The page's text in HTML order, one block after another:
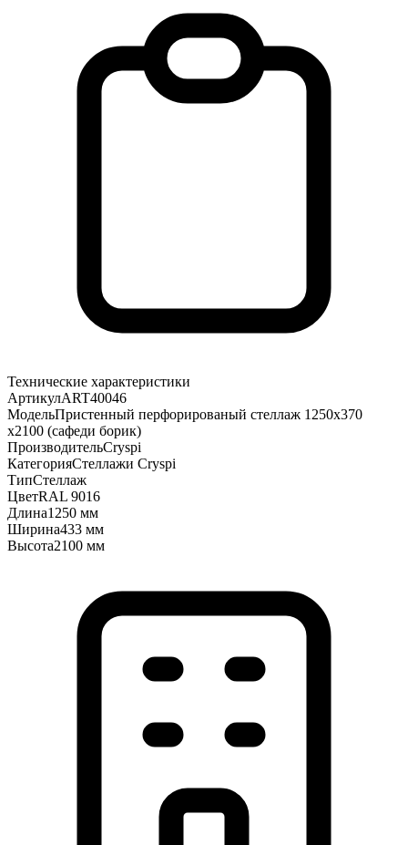
Технические характеристики
АртикулART40046
МодельПристенный перфорированый стеллаж 1250х370
х2100 (сафеди борик)
ПроизводительCryspi
КатегорияСтеллажи Cryspi
ТипСтеллаж
ЦветRAL 9016
Длина1250 мм
Ширина433 мм
Высота2100 мм